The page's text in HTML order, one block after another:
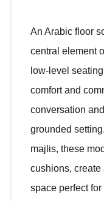
An Arabic floor
central element
low-level
comfort and
conversation
grounded
majlis, these
cushions, create
space perfect